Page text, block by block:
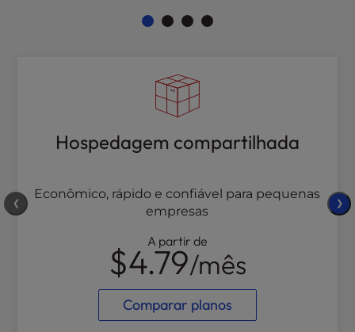
Hospedagem compartilhada
Econômico, rápido e confiável para pequenas
empresas
A partir de
$4.79/mês
Comparar planos
❮ ❯